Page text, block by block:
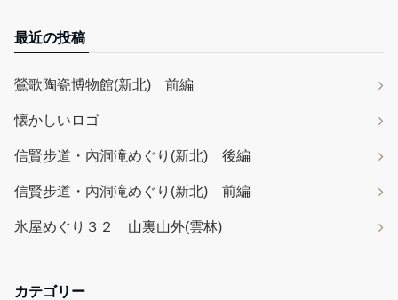
最近の投稿
鶯歌陶瓷博物館(新北) 前編
懐かしいロゴ
信賢步道・內洞滝めぐり(新北) 後編
信賢步道・內洞滝めぐり(新北) 前編
氷屋めぐり３２ 山裏山外(雲林)
カテゴリー